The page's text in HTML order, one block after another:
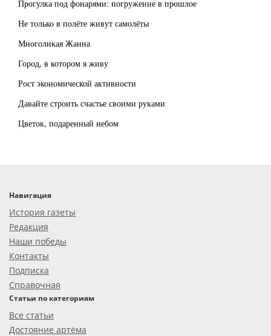
Прогулка под фонарями: погружение в прошлое
Не только в полёте живут самолёты
Многоликая Жанна
Город, в котором я живу
Рост экономической активности
Давайте строить счастье своими руками
Цветок, подаренный небом
Навигация
История газеты
Редакция
Наши победы
Контакты
Подписка
Справочная
Статьи по категориям
Все статьи
Достояние артёма